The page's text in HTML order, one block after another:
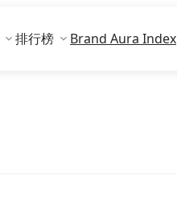
排行榜 Brand Aura Index